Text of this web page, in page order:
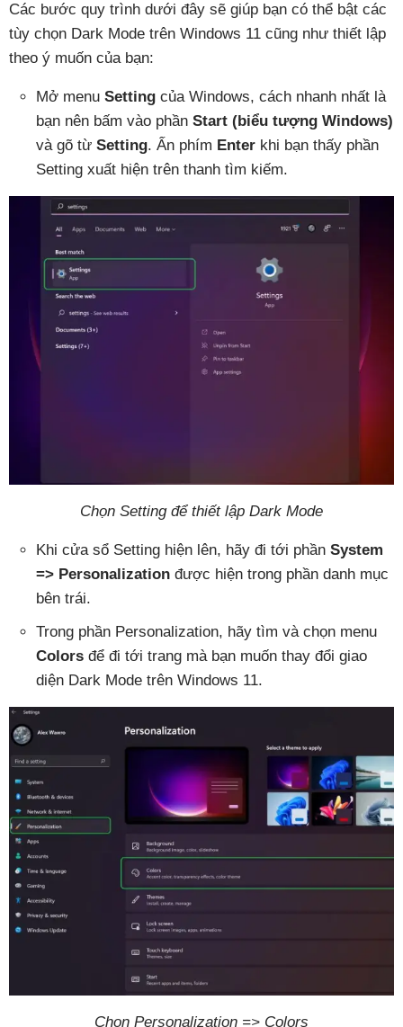
Các bước quy trình dưới đây sẽ giúp bạn có thể bật các
tùy chọn Dark Mode trên Windows 11 cũng như thiết lập
theo ý muốn của bạn:
Mở menu Setting của Windows, cách nhanh nhất là
bạn nên bấm vào phần Start (biểu tượng Windows)
và gõ từ Setting. Ấn phím Enter khi bạn thấy phần
Setting xuất hiện trên thanh tìm kiếm.
Chọn Setting để thiết lập Dark Mode
Khi cửa sổ Setting hiện lên, hãy đi tới phần System
=> Personalization được hiện trong phần danh mục
bên trái.
Trong phần Personalization, hãy tìm và chọn menu
Colors để đi tới trang mà bạn muốn thay đổi giao
diện Dark Mode trên Windows 11.
Chọn Personalization => Colors